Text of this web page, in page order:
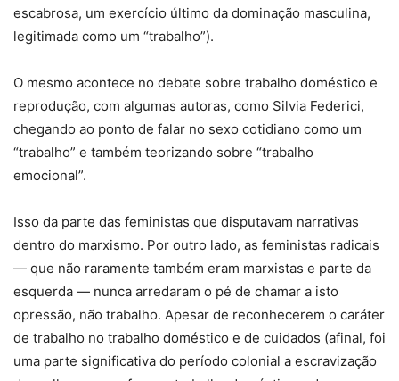
escabrosa, um exercício último da dominação masculina,
legitimada como um “trabalho”).
O mesmo acontece no debate sobre trabalho doméstico e
reprodução, com algumas autoras, como Silvia Federici,
chegando ao ponto de falar no sexo cotidiano como um
“trabalho” e também teorizando sobre “trabalho
emocional”.
Isso da parte das feministas que disputavam narrativas
dentro do marxismo. Por outro lado, as feministas radicais
— que não raramente também eram marxistas e parte da
esquerda — nunca arredaram o pé de chamar a isto
opressão, não trabalho. Apesar de reconhecerem o caráter
de trabalho no trabalho doméstico e de cuidados (afinal, foi
uma parte significativa do período colonial a escravização